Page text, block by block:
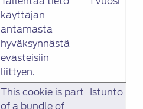
käyttäjän
antamasta
hyväksynnästä
evästeisiin
liittyen.
This cookie is part
of a bundle of
Istunto